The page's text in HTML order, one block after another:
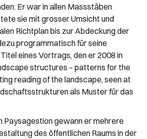
Er war in allen Massstäben
sie mit grosser Umsicht und
Richtplan bis zur Abdeckung der
programmatisch für seine
eines Vortrags, den er 2008 in
structures – patterns for the
reading of the landscape, seen at
als Muster für das
Paysagestion gewann er mehrere
des öffentlichen Raums in der